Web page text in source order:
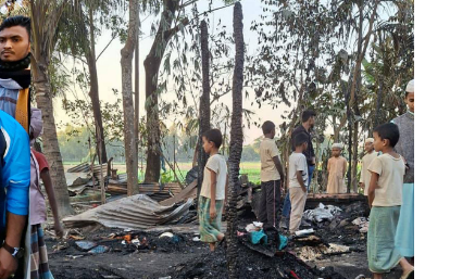
:
অনুষ্ঠিত
তাসরিফুল
শতাধিক